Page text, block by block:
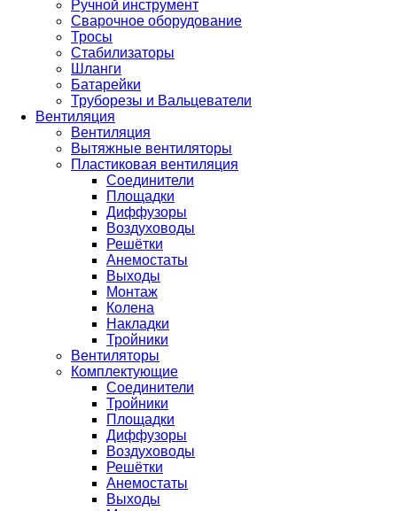
Ручной инструмент
Сварочное оборудование
Тросы
Стабилизаторы
Шланги
Батарейки
Труборезы и Вальцеватели
Вентиляция
Вентиляция
Вытяжные вентиляторы
Пластиковая вентиляция
Соединители
Площадки
Диффузоры
Воздуховоды
Решётки
Анемостаты
Выходы
Монтаж
Колена
Накладки
Тройники
Вентиляторы
Комплектующие
Соединители
Тройники
Площадки
Диффузоры
Воздуховоды
Решётки
Анемостаты
Выходы